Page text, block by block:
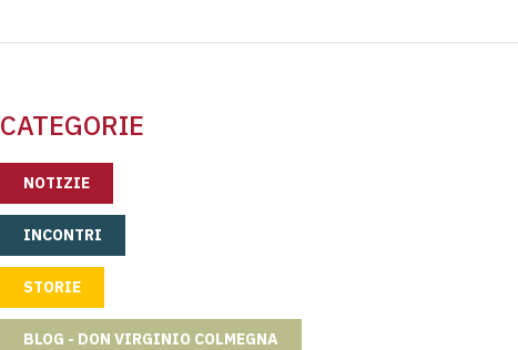
CATEGORIE
NOTIZIE
INCONTRI
STORIE
BLOG - DON VIRGINIO COLMEGNA